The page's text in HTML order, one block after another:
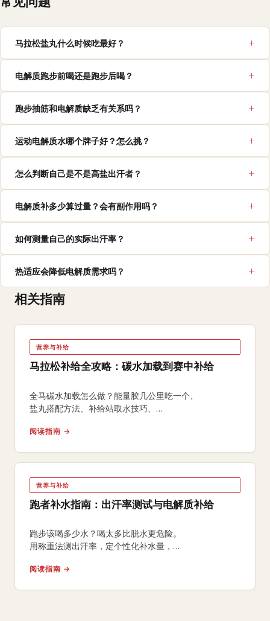
马拉松盐丸什么时候吃最好？
电解质跑步前喝还是跑步后喝？
跑步抽筋和电解质缺乏有关系吗？
运动电解质水哪个牌子好？怎么挑？
怎么判断自己是不是高盐出汗者？
电解质补多少算过量？会有副作用吗？
如何测量自己的实际出汗率？
热适应会降低电解质需求吗？
相关指南
营养与补给
马拉松补给全攻略：碳水加载到赛中补给
全马碳水加载怎么做？能量胶几公里吃一个、
盐丸搭配方法、补给站取水技巧、
阅读指南 →
营养与补给
跑者补水指南：出汗率测试与电解质补给
跑步该喝多少水？喝太多比脱水更危险。
用称重法测出汗率，定个性化补水量，
附比赛日饮水节奏。
阅读指南 →